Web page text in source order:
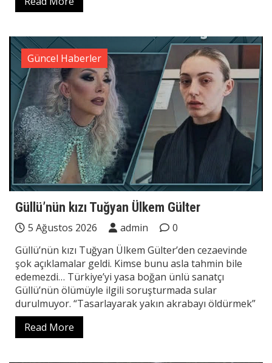
Güncel Haberler
Güllü’nün kızı Tuğyan Ülkem Gülter
5 Ağustos 2026 admin
0
Güllü’nün kızı Tuğyan Ülkem Gülter’den cezaevinde
şok açıklamalar geldi. Kimse bunu asla tahmin bile
edemezdi… Türkiye’yi yasa boğan ünlü sanatçı
Güllü’nün ölümüyle ilgili soruşturmada sular
durulmuyor. “Tasarlayarak yakın akrabayı öldürmek”
Read More